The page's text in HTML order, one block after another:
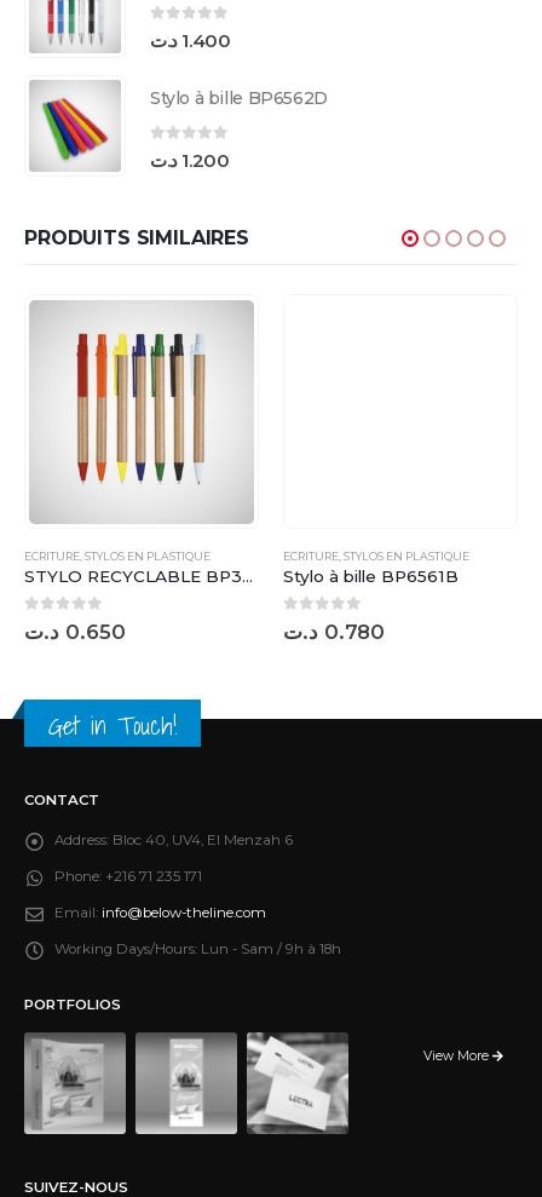
sur 51.400 د.ت
Stylo à bille BP6562D
1.200 د.ت
PRODUITS SIMILAIRES
ECRITURE,STYLOS EN PLASTIQUE
STYLO RECYCLABLE BP3616A
sur 50.650 د.ت
ECRITURE,STYLOS EN PLASTIQUE
Stylo à bille BP6561B
sur 50.780 د.ت
Get in Touch!
CONTACT
Address: Bloc 40, UV4, El Menzah 6
Phone: +216 71 235 171
Email: info@below-theline.com
Working Days/Hours: Lun - Sam / 9h à 18h
PORTFOLIOS
View More
SUIVEZ-NOUS